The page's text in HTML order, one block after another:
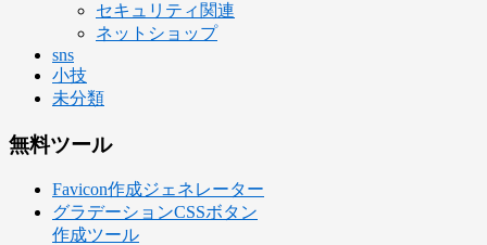
セキュリティ関連
ネットショップ
sns
小技
未分類
無料ツール
Favicon作成ジェネレーター
グラデーションCSSボタン
作成ツール